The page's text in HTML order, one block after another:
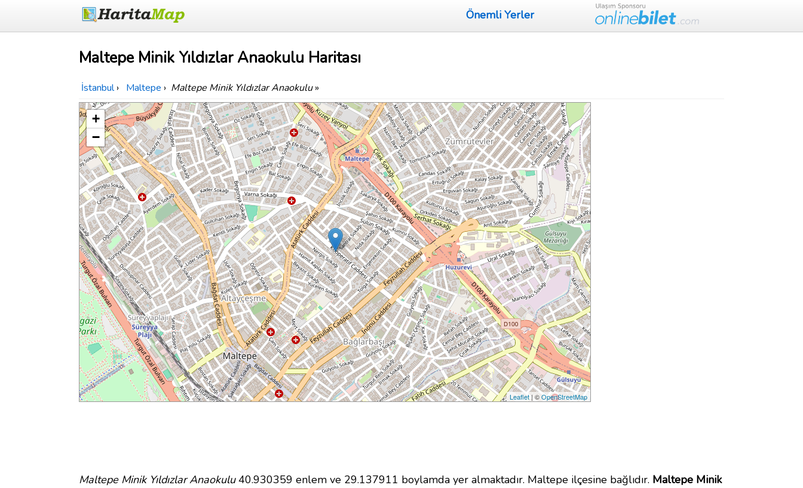
Önemli Yerler
Maltepe Minik Yıldızlar Anaokulu Haritası
İstanbul › Maltepe › Maltepe Minik Yıldızlar Anaokulu»
+
−
Leaflet| ©OpenStreetMap
Maltepe Minik Yıldızlar Anaokulu40.930359 enlem ve 29.137911 boylamda yer almaktadır. Maltepe ilçesine bağlıdır. Maltepe Minik